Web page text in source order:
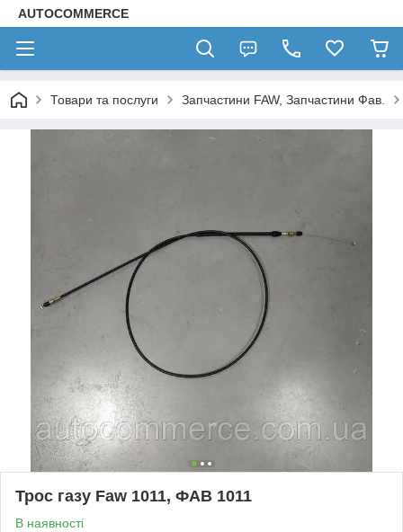
AUTOCOMMERCE
Товари та послуги Запчастини FAW, Запчастини Фав.
Трос газу Faw 1011, ФАВ 1011
В наявності